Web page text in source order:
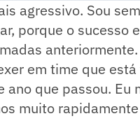
agressivo. Sou
porque o sucesso
em time que
ano que passou.
muito